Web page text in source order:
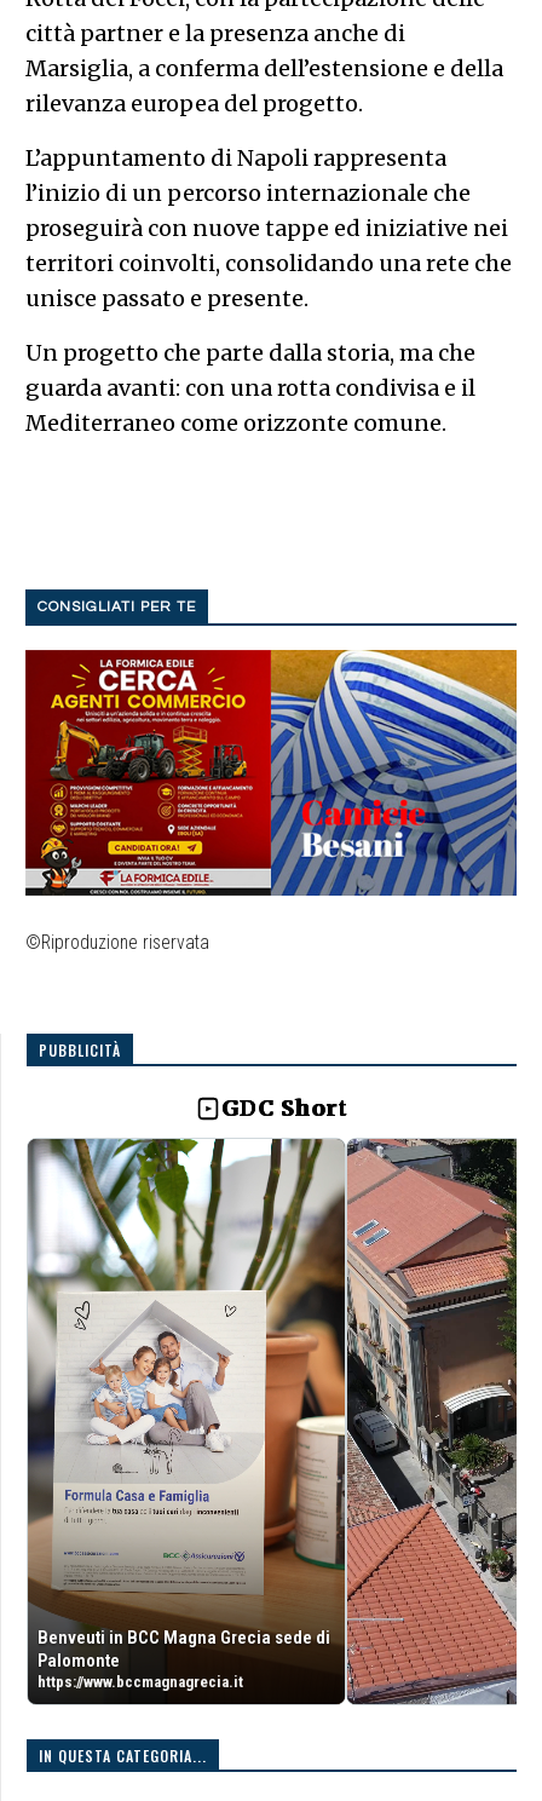
città partner e la presenza anche di
Marsiglia, a conferma dell’estensione e della
rilevanza europea del progetto.
L’appuntamento di Napoli rappresenta
l’inizio di un percorso internazionale che
proseguirà con nuove tappe ed iniziative nei
territori coinvolti, consolidando una rete che
unisce passato e presente.
Un progetto che parte dalla storia, ma che
guarda avanti: con una rotta condivisa e il
Mediterraneo come orizzonte comune.
CONSIGLIATI PER TE
©Riproduzione riservata
PUBBLICITÀ
GDC Short
Benveuti in BCC Magna Grecia sede di
Palomonte
https://www.bccmagnagrecia.it
IN QUESTA CATEGORIA...